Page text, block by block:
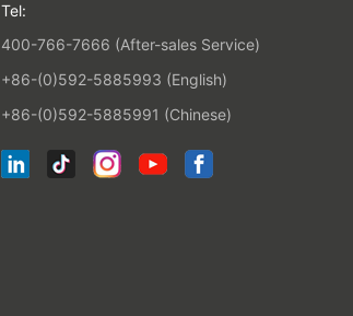
Tel:
400-766-7666 (After-sales Service)
+86-(0)592-5885993 (English)
+86-(0)592-5885991 (Chinese)